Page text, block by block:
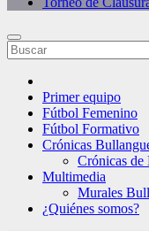
Primer equipo
Fútbol Femenino
Fútbol Formativo
Crónicas
Crónicas de
Multimedia
Murales
¿Quiénes somos?